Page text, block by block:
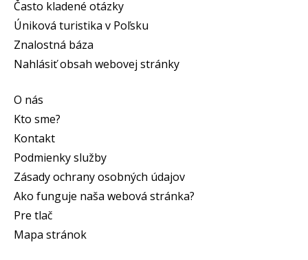
Často kladené otázky
Úniková turistika v Poľsku
Znalostná báza
Nahlásiť obsah webovej stránky
O nás
Kto sme?
Kontakt
Podmienky služby
Zásady ochrany osobných údajov
Ako funguje naša webová stránka?
Pre tlač
Mapa stránok